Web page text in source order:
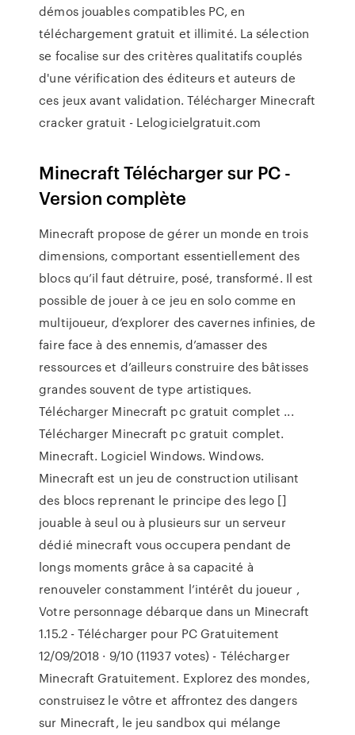
démos jouables compatibles PC, en
téléchargement gratuit et illimité. La sélection
se focalise sur des critères qualitatifs couplés
d'une vérification des éditeurs et auteurs de
ces jeux avant validation. Télécharger Minecraft
cracker gratuit - Lelogicielgratuit.com
Minecraft Télécharger sur PC -
Version complète
Minecraft propose de gérer un monde en trois
dimensions, comportant essentiellement des
blocs qu’il faut détruire, posé, transformé. Il est
possible de jouer à ce jeu en solo comme en
multijoueur, d’explorer des cavernes infinies, de
faire face à des ennemis, d’amasser des
ressources et d’ailleurs construire des bâtisses
grandes souvent de type artistiques.
Télécharger Minecraft pc gratuit complet ...
Télécharger Minecraft pc gratuit complet.
Minecraft. Logiciel Windows. Windows.
Minecraft est un jeu de construction utilisant
des blocs reprenant le principe des lego []
jouable à seul ou à plusieurs sur un serveur
dédié minecraft vous occupera pendant de
longs moments grâce à sa capacité à
renouveler constamment l’intérêt du joueur ,
Votre personnage débarque dans un Minecraft
1.15.2 - Télécharger pour PC Gratuitement
12/09/2018 · 9/10 (11937 votes) - Télécharger
Minecraft Gratuitement. Explorez des mondes,
construisez le vôtre et affrontez des dangers
sur Minecraft, le jeu sandbox qui mélange